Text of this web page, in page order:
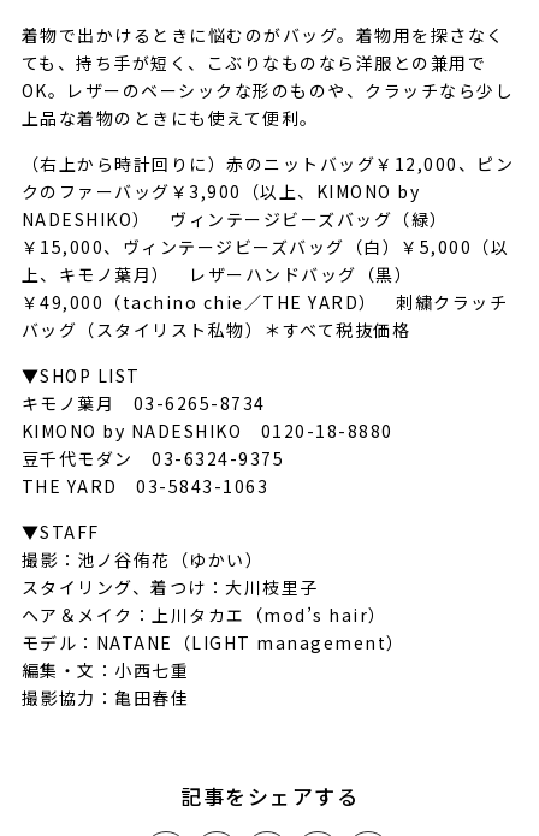
着物で出かけるときに悩むのがバッグ。着物用を探さなく
ても、持ち手が短く、こぶりなものなら洋服との兼用で
OK。レザーのベーシックな形のものや、クラッチなら少し
上品な着物のときにも使えて便利。
（右上から時計回りに）赤のニットバッグ￥12,000、ピン
クのファーバッグ￥3,900（以上、KIMONO by
NADESHIKO） ヴィンテージビーズバッグ（緑）
￥15,000、ヴィンテージビーズバッグ（白）￥5,000（以
上、キモノ葉月） レザーハンドバッグ（黒）
￥49,000（tachino chie／THE YARD） 刺繍クラッチ
バッグ（スタイリスト私物）＊すべて税抜価格
▼SHOP LIST
キモノ葉月 03-6265-8734
KIMONO by NADESHIKO 0120-18-8880
豆千代モダン 03-6324-9375
THE YARD 03-5843-1063
▼STAFF
撮影：池ノ谷侑花（ゆかい）
スタイリング、着つけ：大川枝里子
ヘア＆メイク：上川タカエ（mod’s hair）
モデル：NATANE（LIGHT management）
編集・文：小西七重
撮影協力：亀田春佳
記事をシェアする